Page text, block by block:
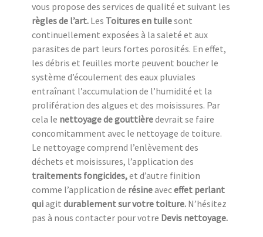
vous propose des services de qualité et suivant les
règles de l’art. Les Toitures en tuilesont
continuellement exposées à la saleté et aux
parasites de part leurs fortes porosités. En effet,
les débris et feuilles morte peuvent boucher le
système d’écoulement des eaux pluviales
entraînant l’accumulation de l’humidité et la
prolifération des algues et des moisissures. Par
cela le nettoyage de gouttièredevrait se faire
concomitamment avec le nettoyage de toiture.
Le nettoyage comprend l’enlèvement des
déchets et moisissures, l’application des
traitements fongicides,et d’autre finition
comme l’application de résineaveceffet perlant
quiagit durablement sur votre toiture. N’hésitez
pas à nous contacter pour votre Devis nettoyage.